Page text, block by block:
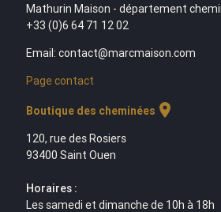
Mathurin Maison - département
+33 (0)6 64 71 12 02
Email: contact@marcmaison.com
Page contact
Boutique des cheminées location_on
120, rue des Rosiers
93400 Saint Ouen
Horaires :
Les samedi et dimanche de 10h à 18h